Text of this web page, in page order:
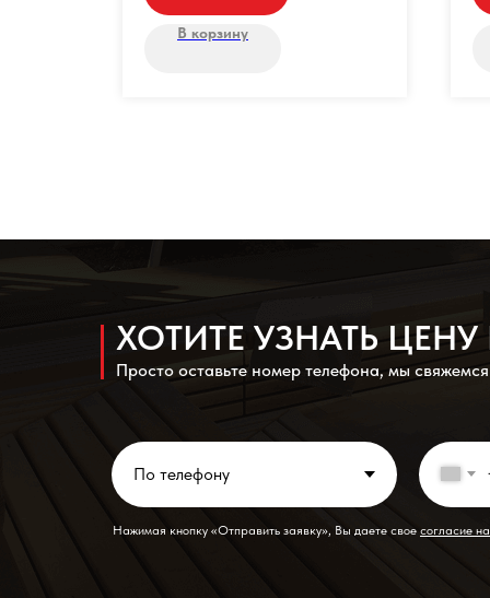
В корзину
Нажимая кнопку «Отправить заявку», Вы даете свое согласие
Просто оставьте номер телефона, мы
ХОТИТЕ УЗНАТЬ